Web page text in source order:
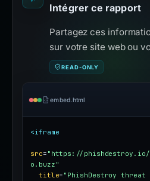
Intégrer ce rapport
Partagez ces
sur votre site web ou
READ-ONLY
embed.html
<iframe
src= "https://phishdestroy.io/
o.buzz"
title= "PhishDestroy